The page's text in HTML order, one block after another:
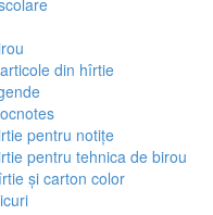
din hîrtie
pentru notițe
pentru tehnica de birou
și carton color